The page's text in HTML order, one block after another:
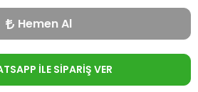
Hemen Al
İLE SİPARİŞ VER